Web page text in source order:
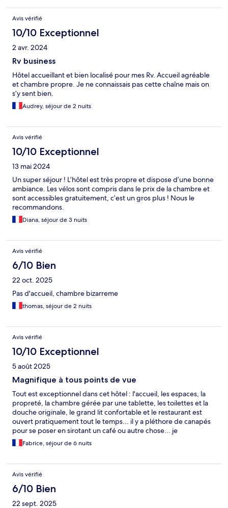
Avis vérifié
10/10 Exceptionnel
2 avr. 2024
Rv business
Hôtel accueillant et bien localisé pour mes Rv. Accueil agréable
et chambre propre. Je ne connaissais pas cette chaîne mais on
s’y sent bien.
Audrey, séjour de 2 nuits
Avis vérifié
10/10 Exceptionnel
13 mai 2024
Un super séjour ! L’hôtel est très propre et dispose d’une bonne
ambiance. Les vélos sont compris dans le prix de la chambre et
sont accessibles gratuitement, c’est un gros plus ! Nous le
recommandons.
Diana, séjour de 3 nuits
Avis vérifié
6/10 Bien
22 oct. 2025
Pas d'accueil, chambre bizarreme
thomas, séjour de 2 nuits
Avis vérifié
10/10 Exceptionnel
5 août 2025
Magnifique à tous points de vue
Tout est exceptionnel dans cet hôtel : l'accueil, les espaces, la
propreté, la chambre gérée par une tablette, les toilettes et la
douche originale, le grand lit confortable et le restaurant est
ouvert pratiquement tout le temps... il y a pléthore de canapés
pour se poser en sirotant un café ou autre chose... je
recommande fortement !!! à quelques pas en plus d'une
bouche de métro et d'un grand parc magnifique... allez-y les
Fabrice, séjour de 6 nuits
Avis vérifié
6/10 Bien
22 sept. 2025